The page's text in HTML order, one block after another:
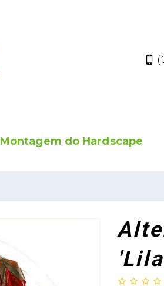
Montagem do Hardscape